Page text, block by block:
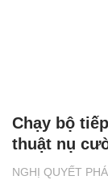
NGHỊ QUYẾT
Chạy bộ
thuật nụ